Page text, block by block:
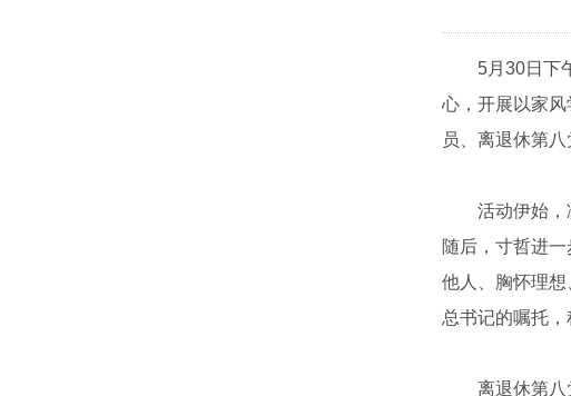
5月30日下
心，开展以家风
员、 离退休第八
活动伊始，
随后，寸哲进
他人、胸怀理
总书记的嘱托，
离退休第八